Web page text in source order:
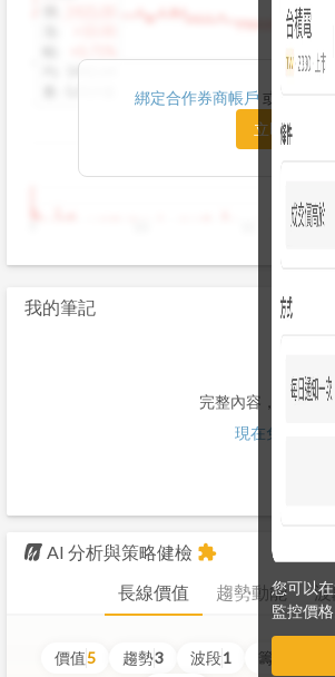
您可以
監控價格
綁定合作券商帳戶 或「訂閱
立即前往訂
我的筆記
完整內容，僅限註
現在免費註冊/
AI 分析與策略健檢 extension
長線價值 趨勢動能 波
價值5 趨勢3 波段1 籌碼